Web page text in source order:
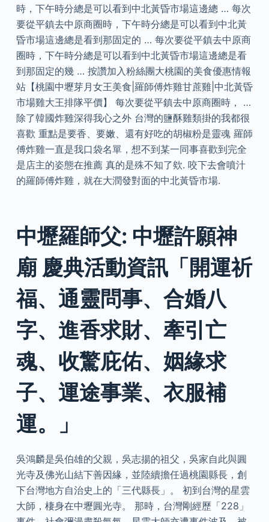
時，下午時分總是可以看到中北黃昏市場這邊總 … 每次
要從平鎮去中原商圈時，下午時分總是可以看到中北黃
昏市場這邊總是看到那固定的 … 每次要從平鎮去中原商
圈時，下午時分總是可以看到中北黃昏市場這邊總是看
到那固定的幾 … 按讚加入粉絲團大桃園的美食優惠情報
站【桃園中壢芽月女王美食|羅師傅炸雞甘蔗雞|中北黃昏
市場雞大王排隊平價】 每次要從平鎮去中原商圈時， …
除了韓國炸雞深得我心之外 台灣的鹽酥雞類掛的我都很
喜歡 重點是要香、要嫩、還有好吃的胡椒粉是靈魂 羅師
傅炸雞一直是我口袋名單，想不到某一同事喜歡到完全
是店主的姿態在推薦 真的是殊不知了欸. 咬下去會噴汁
的羅師傅炸雞，就在大潤發對面的中北黃昏市場.
中壢羅師父: 中壢許願神
廟 慶典活動資訊「開運祈
福、通靈問事、合婚八
字、進香求財、牽引亡
魂、收驚庇佑、姻緣求
子、運途事業、衣服補
運。」
吳鴻麟是吳伯雄的父親，吳志揚的祖父，吳家自此與圓
光寺及佛光山結下善因緣，並陸續擔任過桃園縣長，創
下台灣地方自治史上的「三代縣長」。 初到台灣的星雲
大師，棲身在中壢圓光寺。 那時，台灣剛經歷「228」